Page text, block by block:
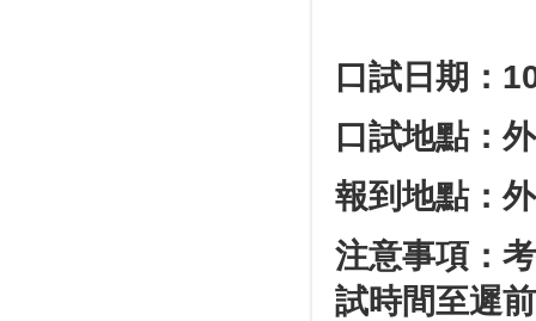
口試日期：
口試地點：
報到地點：
注意事項：
試時間至遲